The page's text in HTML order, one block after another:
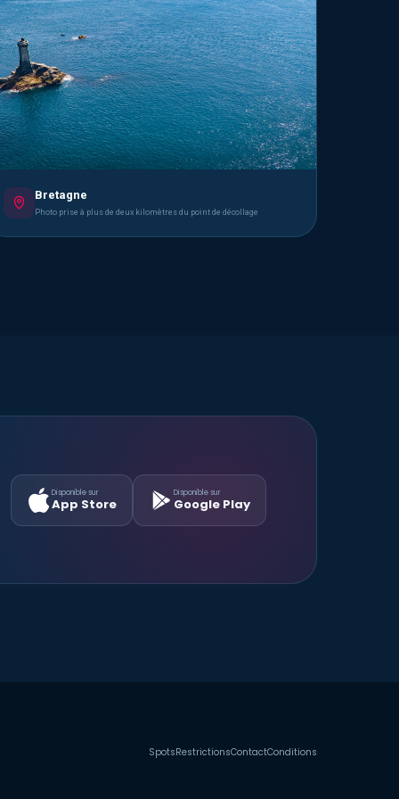
Bretagne
Photo prise à plus de deux kilomètres du point de décollage
Disponible sur
App Store
Disponible sur
Google Play
SpotsRestrictionsContactConditions